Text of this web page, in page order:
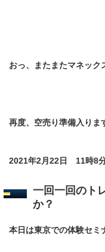
おっ、またまたマネック
再度、空売り準備入りま
2021年2月22日 11時8
一回一回のト
か？
本日は東京での体験セミ